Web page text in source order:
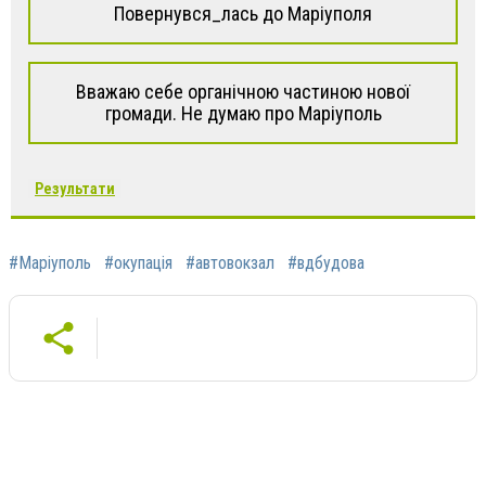
Повернувся_лась до Маріуполя
Вважаю себе органічною частиною нової
громади. Не думаю про Маріуполь
Результати
#Маріуполь #окупація #автовокзал #вдбудова